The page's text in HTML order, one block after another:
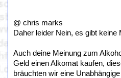
@ chris marks
Daher leider Nein, es gibt
Auch deine Meinung zum
Geld einen Alkomat kaufen,
bräuchten wir eine